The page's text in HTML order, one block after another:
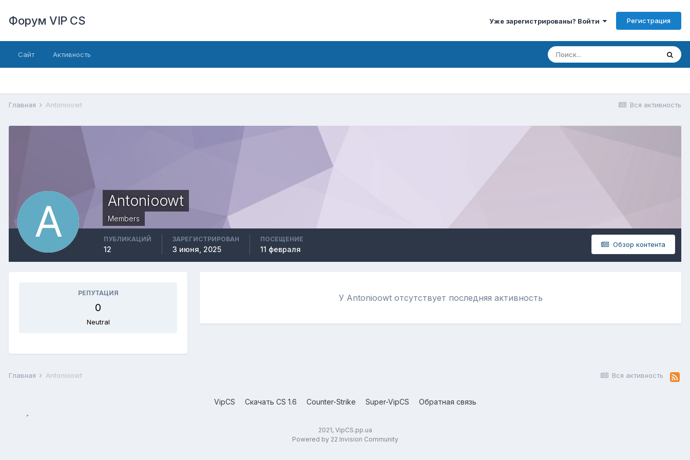
Форум VIP CS Уже зарегистрированы? Войти Регистрация
Сайт Активность
Вся активность
Главная Antonioowt
Antonioowt
Members
Обзор контента
ПУБЛИКАЦИЙ
12
ЗАРЕГИСТРИРОВАН
3 июня, 2025
ПОСЕЩЕНИЕ
11 февраля
РЕПУТАЦИЯ
0
Neutral
У Antonioowt отсутствует последняя активность
Вся активность
Главная Antonioowt
VipCS Скачать CS 1.6 Counter-Strike Super-VipCS Обратная связь
2021, VipCS.pp.ua
Powered by 22 Invision Community